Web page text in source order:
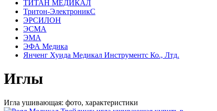
ТИТАН МЕДИКАЛ
Тритон-ЭлектроникС
ЭРСИЛОН
ЭСМА
ЭМА
ЭФА Медика
Янченг Хуида Медикал Инструментс Ко., Лтд.
Иглы
Игла ушивающая: фото, характеристики